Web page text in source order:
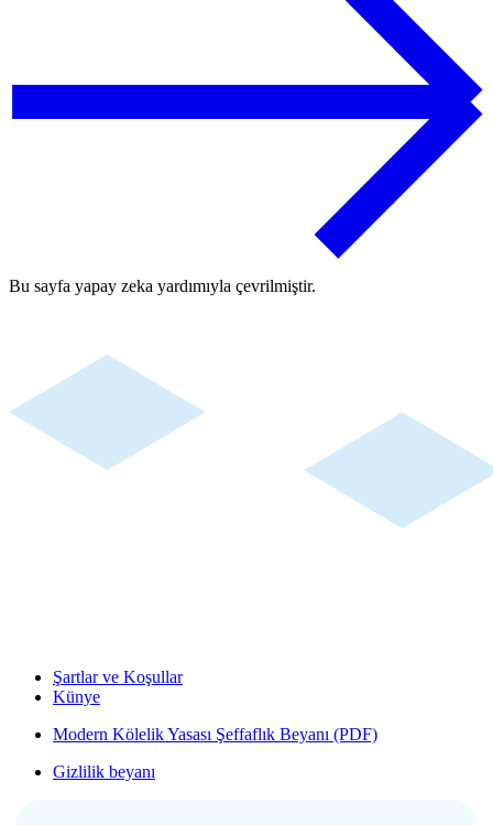
Bu sayfa yapay zeka yardımıyla çevrilmiştir.
Şartlar ve Koşullar
Künye
Modern Kölelik Yasası Şeffaflık Beyanı (PDF)
Gizlilik beyanı